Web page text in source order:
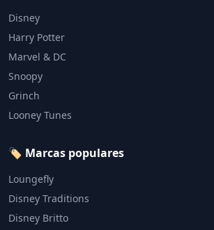
Disney
Harry Potter
Marvel & DC
Snoopy
Grinch
Looney Tunes
🏷️ Marcas populares
Loungefly
Disney Traditions
Disney Britto